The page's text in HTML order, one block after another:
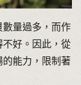
數量過多，而作
好。因此，從
能力，限制著